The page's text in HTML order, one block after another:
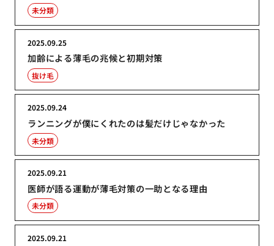
未分類
加齢による薄毛の兆候と初期対策
2025.09.25
抜け毛
ランニングが僕にくれたのは髪だけじゃなかった
2025.09.24
未分類
医師が語る運動が薄毛対策の一助となる理由
2025.09.21
未分類
2025.09.21